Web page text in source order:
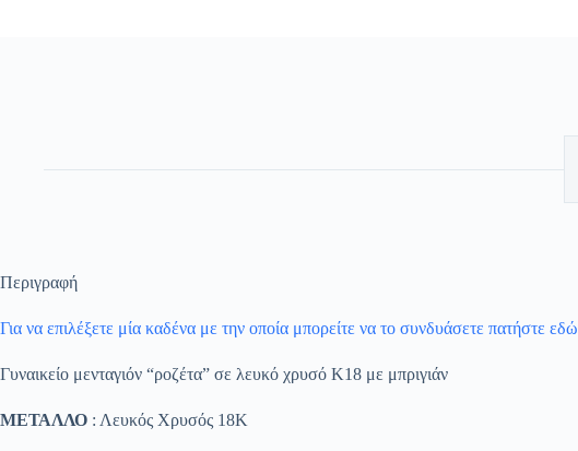
Περιγραφή
Για να επιλέξετε μία καδένα με την οποία μπορείτε να το συνδυάσετε πατήστε εδώ
Γυναικείο μενταγιόν “ροζέτα” σε λευκό χρυσό Κ18 με μπριγιάν
ΜΕΤΑΛΛΟ : Λευκός Χρυσός 18K